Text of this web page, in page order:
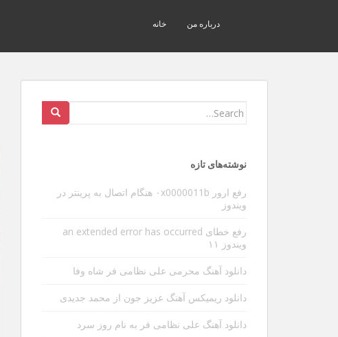
p
خانه درباره من
Search
نوشته‌های تازه
رفع ارور ۰x0000011b هنگام اتصال به پرینتر در
ویندوز
رفع خطای an extended error has occurred
ویندوز ۱۱
دانلود آهنگ محرمی علی نظامی فر شاه وفا
دانلود ریمیکس آهنگ عزیز جون از محمد جدیدی
دانلود آهنگ علی نظامی فر به نام روز سرد